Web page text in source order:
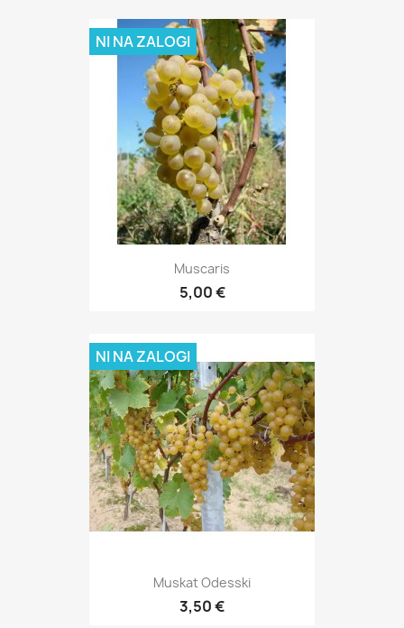
Muscaris
5,00 €
NI NA ZALOGI
Muskat Odesski
3,50 €
NI NA ZALOGI